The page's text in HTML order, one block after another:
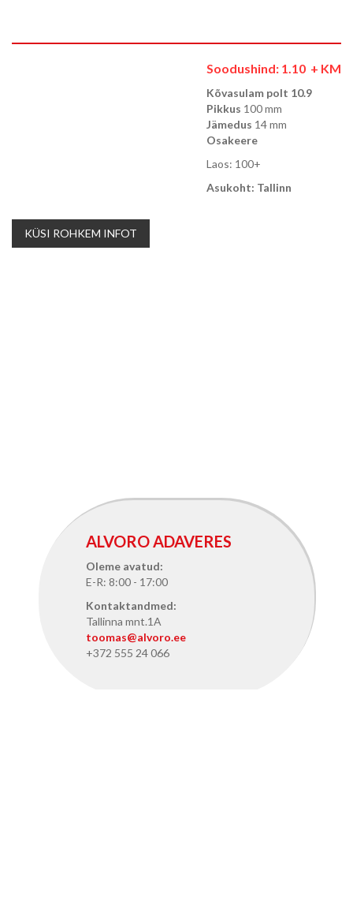
Soodushind: 1.10 + KM
Kõvasulam polt 10.9
Pikkus 100 mm
Jämedus 14 mm
Osakeere
Laos: 100+
Asukoht: Tallinn
KÜSI ROHKEM INFOT
ALVORO ADAVERES
Oleme avatud:
E-R: 8:00 - 17:00
Kontaktandmed:
Tallinna mnt.1A
toomas@alvoro.ee
+372 555 24 066